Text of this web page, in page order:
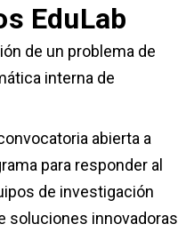
EduLab
de un problema de
interna de
abierta a
para responder al
de investigación
soluciones innovadoras